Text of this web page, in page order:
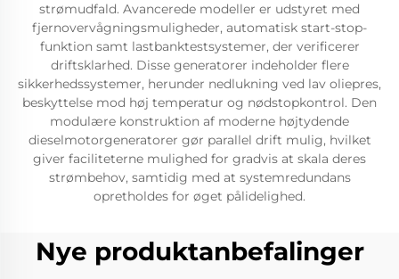
strømudfald. Avancerede modeller er udstyret med
fjernovervågningsmuligheder, automatisk start-stop-
funktion samt lastbanktestsystemer, der verificerer
driftsklarhed. Disse generatorer indeholder flere
sikkerhedssystemer, herunder nedlukning ved lav oliepres,
beskyttelse mod høj temperatur og nødstopkontrol. Den
modulære konstruktion af moderne højtydende
dieselmotorgeneratorer gør parallel drift mulig, hvilket
giver faciliteterne mulighed for gradvis at skala deres
strømbehov, samtidig med at systemredundans
opretholdes for øget pålidelighed.
Nye produktanbefalinger